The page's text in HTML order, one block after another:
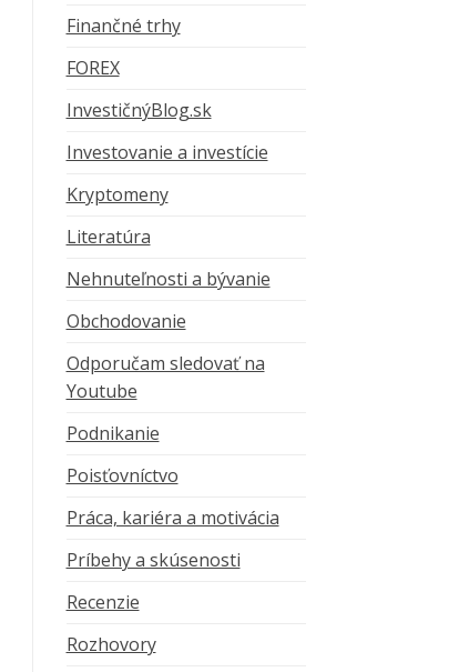
Finančné trhy
FOREX
InvestičnýBlog.sk
Investovanie a investície
Kryptomeny
Literatúra
Nehnuteľnosti a bývanie
Obchodovanie
Odporučam sledovať na
Youtube
Podnikanie
Poisťovníctvo
Práca, kariéra a motivácia
Príbehy a skúsenosti
Recenzie
Rozhovory